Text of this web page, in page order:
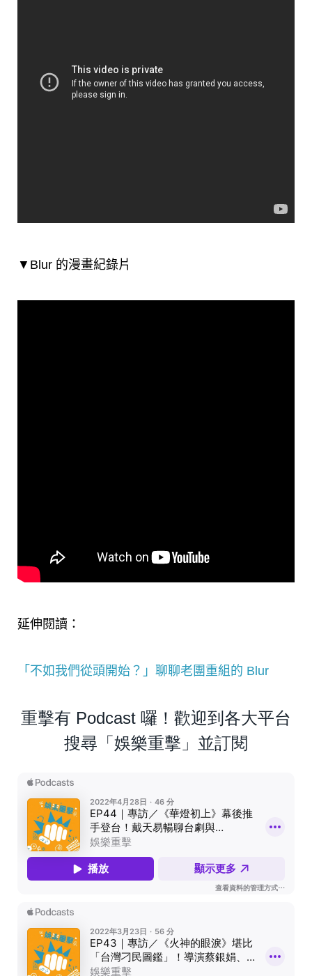
▼Blur 的漫畫紀錄片
延伸閱讀：
「不如我們從頭開始？」聊聊老團重組的 Blur
重擊有 Podcast 囉！歡迎到各大平台
搜尋「娛樂重擊」並訂閱